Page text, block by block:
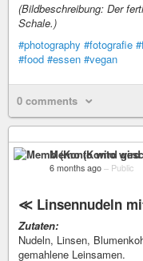
(Bildbeschreibung: Der
Schale.)
#photography #fotografie
#food #essen #vegan
0 comments
Memo (Konto
6 months ago – Public
≪ Linsennudeln
Zutaten:
Nudeln, Linsen,
gemahlene Leinsamen.